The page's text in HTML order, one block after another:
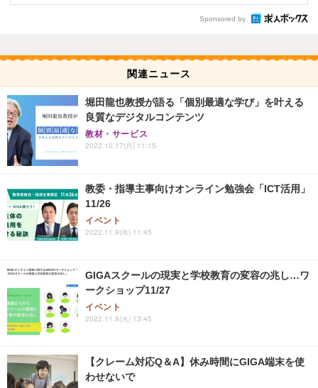
Sponsored by
関連ニュース
堀田龍也教授が語る「個別最適な学び」を叶える
良質なデジタルコンテンツ
教材・サービス
2022.10.17(月) 11:15
教委・指導主事向けオンライン勉強会「ICT活用」
11/26
イベント
2022.11.9(水) 11:45
GIGAスクールの現実と学校教育の変容の兆し…ワ
ークショップ11/27
イベント
2022.11.8(火) 13:45
【クレーム対応Q＆A】休み時間にGIGA端末を使
わせないで